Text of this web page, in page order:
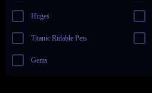
Huges
Titanic Ridable Pets
Gems